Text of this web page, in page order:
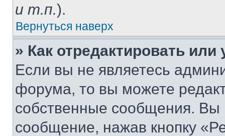
и т.п.).
Вернуться наверх
» Как отредактировать
Если вы не являетесь
форума, то вы можете
собственные сообщения. Вы
сообщение, нажав кнопку